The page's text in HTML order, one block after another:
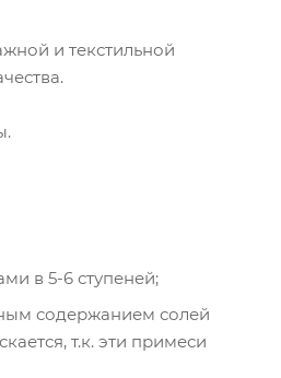
и текстильной
в 5-6 ступеней;
содержанием солей
т.к. эти примеси
ВАШ МЕНЕДЖЕР
Сидеряков
+7 909 965-45-63